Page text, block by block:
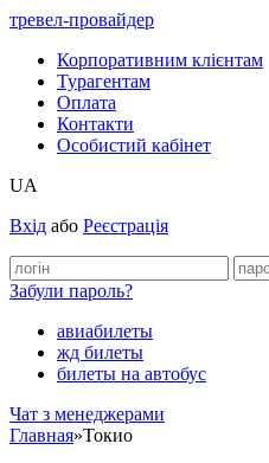
тревел-провайдер
Корпоративним клієнтам
Турагентам
Оплата
Контакти
Особистий кабінет
UA
Вхід або Реєстрація
Забули пароль?
авиабилеты
жд билеты
билеты на автобус
Чат з менеджерами
Главная»Токио